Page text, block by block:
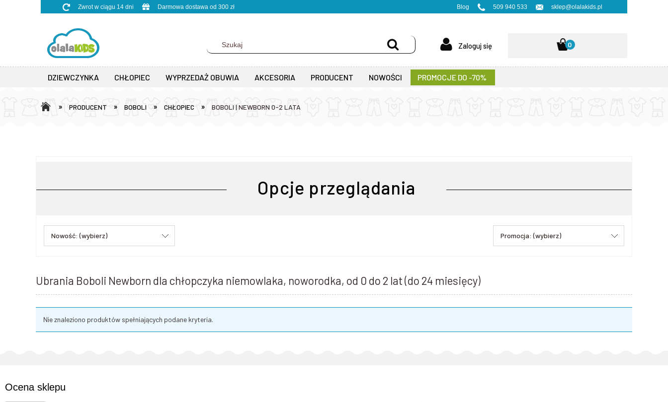
Zwrot w ciągu 14 dni Darmowa dostawa od 300 zł Blog 509 940 533 sklep@olalakids.pl
0
Zaloguj się
DZIEWCZYNKA CHŁOPIEC WYPRZEDAŻ OBUWIA AKCESORIA PRODUCENT NOWOŚCI PROMOCJE DO -70%
» PRODUCENT » BOBOLI » CHŁOPIEC » BOBOLI | NEWBORN 0-2 LATA
Opcje przeglądania
Nowość: (wybierz) Promocja: (wybierz)
Ubrania Boboli Newborn dla chłopczyka niemowlaka, noworodka, od 0 do 2 lat (do 24 miesięcy)
Nie znaleziono produktów spełniających podane kryteria.
Ocena sklepu